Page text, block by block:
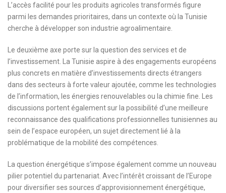
L’accès facilité pour les produits agricoles transformés figure
parmi les demandes prioritaires, dans un contexte où la Tunisie
cherche à développer son industrie agroalimentaire.
Le deuxième axe porte sur la question des services et de
l’investissement. La Tunisie aspire à des engagements européens
plus concrets en matière d’investissements directs étrangers
dans des secteurs à forte valeur ajoutée, comme les technologies
de l’information, les énergies renouvelables ou la chimie fine. Les
discussions portent également sur la possibilité d’une meilleure
reconnaissance des qualifications professionnelles tunisiennes au
sein de l’espace européen, un sujet directement lié à la
problématique de la mobilité des compétences.
La question énergétique s’impose également comme un nouveau
pilier potentiel du partenariat. Avec l’intérêt croissant de l’Europe
pour diversifier ses sources d’approvisionnement énergétique,